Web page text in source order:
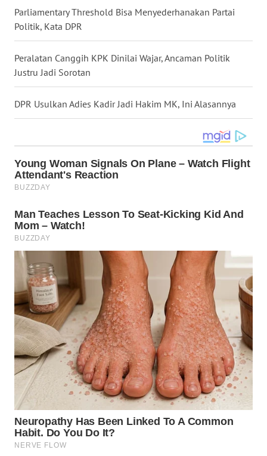
Parliamentary Threshold Bisa Menyederhanakan Partai
Politik, Kata DPR
Peralatan Canggih KPK Dinilai Wajar, Ancaman Politik
Justru Jadi Sorotan
DPR Usulkan Adies Kadir Jadi Hakim MK, Ini Alasannya
WN
NUSANTARA
WN
JOGJA
WN
JATIM
WN
BALI
WN
WN
KALTENG
WN
KALTARA
WN
KALSEL
WN
KALTIM
WN
SULSEL